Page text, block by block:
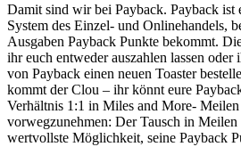
Damit sind wir bei Payback. Payback ist
System des Einzel- und Onlinehandels,
Ausgaben Payback Punkte bekommt.
ihr euch entweder auszahlen lassen
von Payback einen neuen Toaster
kommt der Clou – ihr könnt eure
Verhältnis 1:1 in Miles and More-
vorwegzunehmen: Der Tausch in
wertvollste Möglichkeit, seine Payback